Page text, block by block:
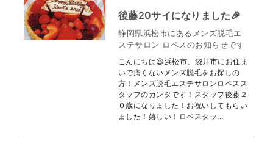
後藤20サイになりました🎉
静岡県浜松市にあるメンズ脱毛エ
ステサロン ロペスのお知らせです
こんにちは😃浜松市、袋井市にお住ま
いで痛くないメンズ脱毛をお探しの
方！メンズ脱毛エステサロンロペスス
タッフのカンタです！スタッフ後藤２
０歳になりました！お祝いしてもらい
ました！嬉しい！ロペスタッ...